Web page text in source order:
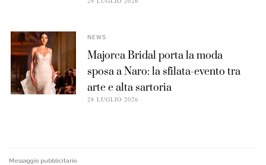
NEWS
Majorca Bridal porta la moda
sposa a Naro: la sfilata-evento tra
arte e alta sartoria
28 LUGLIO 2026
Messaggio pubblicitario